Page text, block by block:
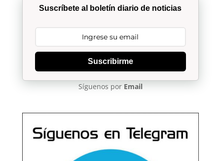
Suscríbete al boletín diario de noticias
Suscribirme
Síguenos por Email